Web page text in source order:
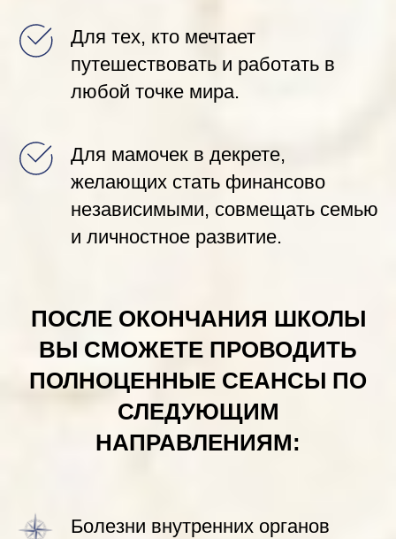
Для тех, кто мечтает
путешествовать и работать в
любой точке мира.
Для мамочек в декрете,
желающих стать финансово
независимыми, совмещать семью
и личностное развитие.
ПОСЛЕ ОКОНЧАНИЯ ШКОЛЫ
ВЫ СМОЖЕТЕ ПРОВОДИТЬ
ПОЛНОЦЕННЫЕ СЕАНСЫ ПО
СЛЕДУЮЩИМ
НАПРАВЛЕНИЯМ:
Болезни внутренних органов